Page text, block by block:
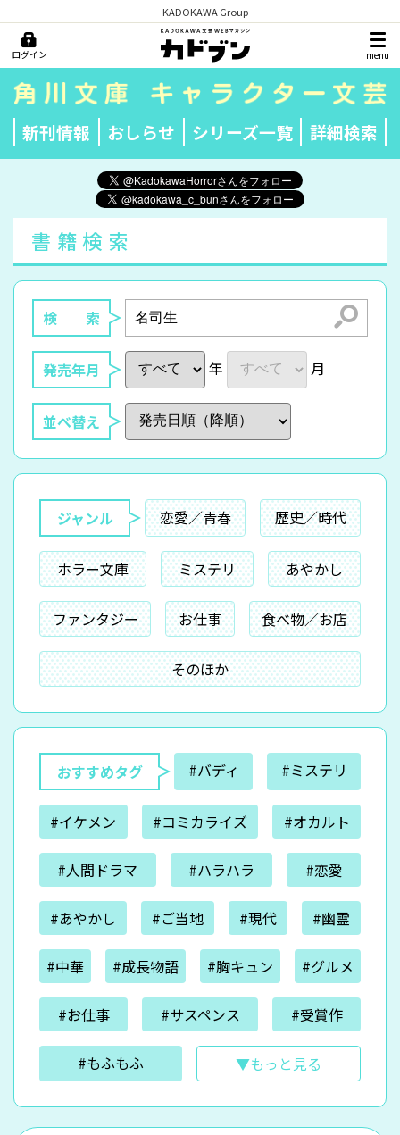
KADOKAWA Group
ログイン menu
新刊情報 おしらせ シリーズ一覧 詳細検索
書籍検索
検 索 検索
発売年月 年 月
並べ替え
ジャンル 恋愛／青春 歴史／時代
ホラー文庫 ミステリ あやかし
ファンタジー お仕事 食べ物／お店
そのほか
おすすめタグ #バディ #ミステリ
#イケメン #コミカライズ #オカルト
#人間ドラマ #ハラハラ #恋愛
#あやかし #ご当地 #現代 #幽霊
#中華 #成長物語 #胸キュン #グルメ
#お仕事 #サスペンス #受賞作
#もふもふ ▼もっと見る